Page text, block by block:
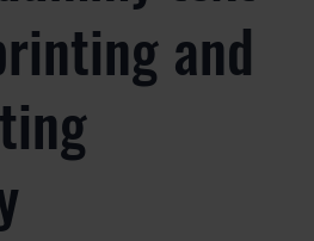
and